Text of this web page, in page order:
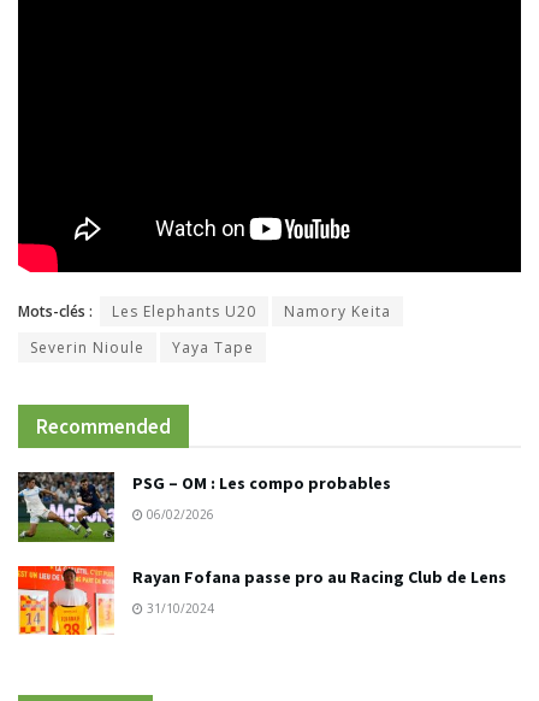
Mots-clés : Les Elephants U20
Namory Keita
Severin Nioule
Yaya Tape
Recommended
PSG – OM : Les compo probables
06/02/2026
Rayan Fofana passe pro au Racing Club de Lens
31/10/2024